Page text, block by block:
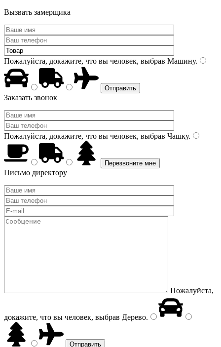
Вызвать замерщика
Пожалуйста, докажите, что вы человек, выбрав Машину.
Заказать звонок
Пожалуйста, докажите, что вы человек, выбрав Чашку.
Письмо директору
Пожалуйста,
докажите, что вы человек, выбрав Дерево.